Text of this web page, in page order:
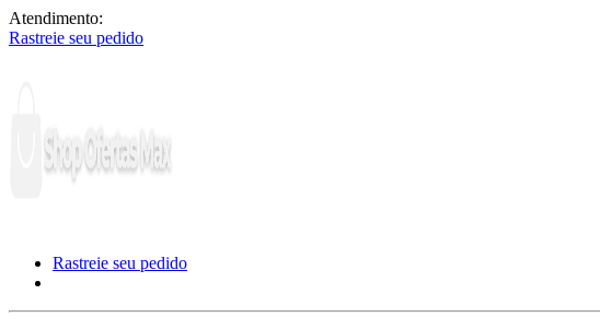
Atendimento:
Rastreie seu pedido
Rastreie seu pedido